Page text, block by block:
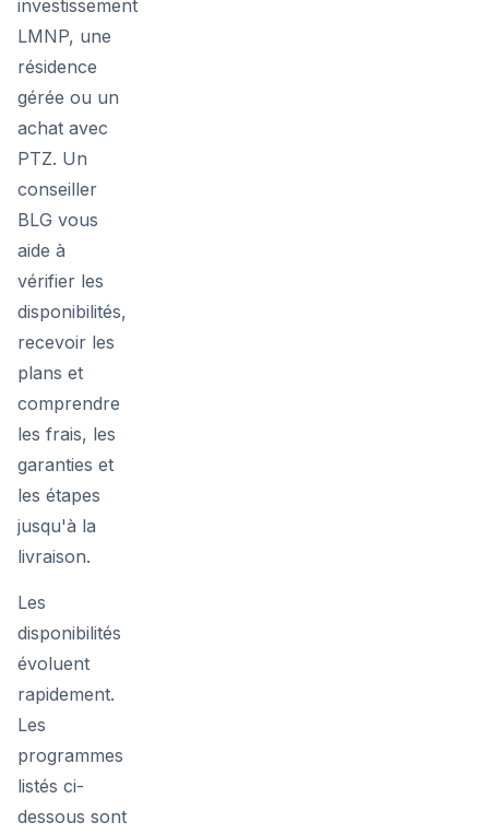
investissement
LMNP, une
résidence
gérée ou un
achat avec
PTZ. Un
conseiller
BLG vous
aide à
vérifier les
disponibilités,
recevoir les
plans et
comprendre
les frais, les
garanties et
les étapes
jusqu'à la
livraison.
Les
disponibilités
évoluent
rapidement.
Les
programmes
listés ci-
dessous sont